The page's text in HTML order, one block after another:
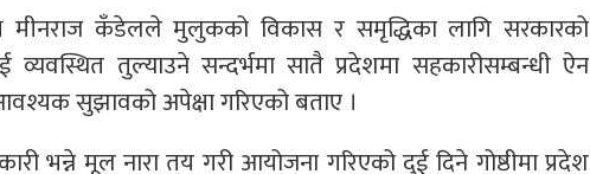
मीनराज कँडेलले मुलुकको विकास र समृद्धिका लागि सरकारको
तुल्याउने सन्दर्भमा सातै प्रदेशमा सहकारीसम्बन्धी ऐन
सुझावको अपेक्षा गरिएको बताए ।
भन्ने मूल नारा तय गरी आयोजना गरिएको दुई दिने गोष्ठीमा प्रदेश